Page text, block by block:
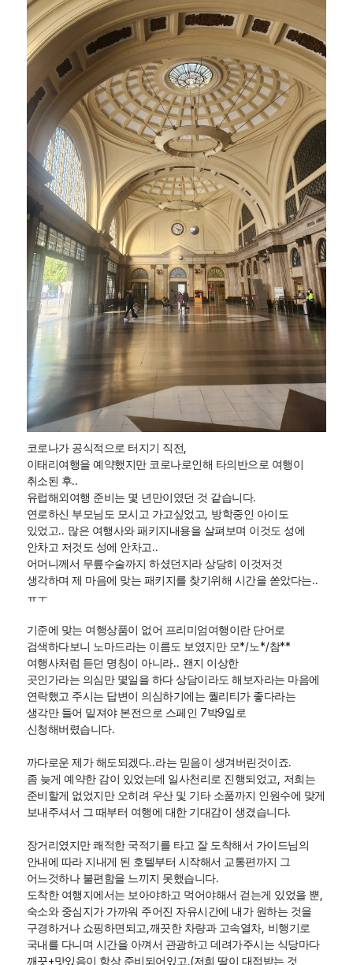
코로나가 공식적으로 터지기 직전
이태리여행을 예약했지만 코로나로인해 타의반으로 여행이
취소된 후..
유럽해외여행 준비는 몇 년만이였던 것 같습니다.
연로하신 부모님도 모시고 가고싶었고 방학중인 아이도
있었고.. 많은 여행사와 패키지내용을 살펴보며 이것도 성에
안차고 저것도 성에 안차고..
어머니께서 무릎수술까지 하셨던지라 상당히 이것저것
생각하며 제 마음에 맞는 패키지를 찾기위해 시간을 쏟았다는..
ㅠㅜ
기준에 맞는 여행상품이 없어 프리미엄여행이란 단어로
검색하다보니 노마드라는 이름도 보였지만 모*/노*/참**
여행사처럼 듣던 명칭이 아니라.. 왠지 이상한
곳인가라는 의심만 몇일을 하다 상담이라도 해보자라는 마음에
연락했고 주시는 답변이 의심하기에는 퀄리티가 좋다라는
생각만 들어 밑져야 본전으로 스페인 7박9일로
신청해버렸습니다.
까다로운 제가 해도되겠다..라는 믿음이 생겨버린것이죠.
좀 늦게 예약한 감이 있었는데 일사천리로 진행되었고
저희는
준비할게 없었지만 오히려 우산 및 기타 소품까지 인원수에 맞게
보내주셔서 그 때부터 여행에 대한 기대감이 생겼습니다.
장거리였지만 쾌적한 국적기를 타고 잘 도착해서 가이드님의
안내에 따라 지내게 된 호텔부터 시작해서 교통편까지 그
어느것하나 불편함을 느끼지 못했습니다.
도착한 여행지에서는 보아야하고 먹어야해서 걷는게 있었을 뿐
숙소와 중심지가 가까워 주어진 자유시간에 내가 원하는 것을
구경하거나 쇼핑하면되고 깨끗한 차량과 고속열차, 비행기로
국내를 다니며 시간을 아껴서 관광하고데려가주시는 식당마다
깨끗+맛있음이 항상 준비되어있고 (저희 딸이 대접받는 것